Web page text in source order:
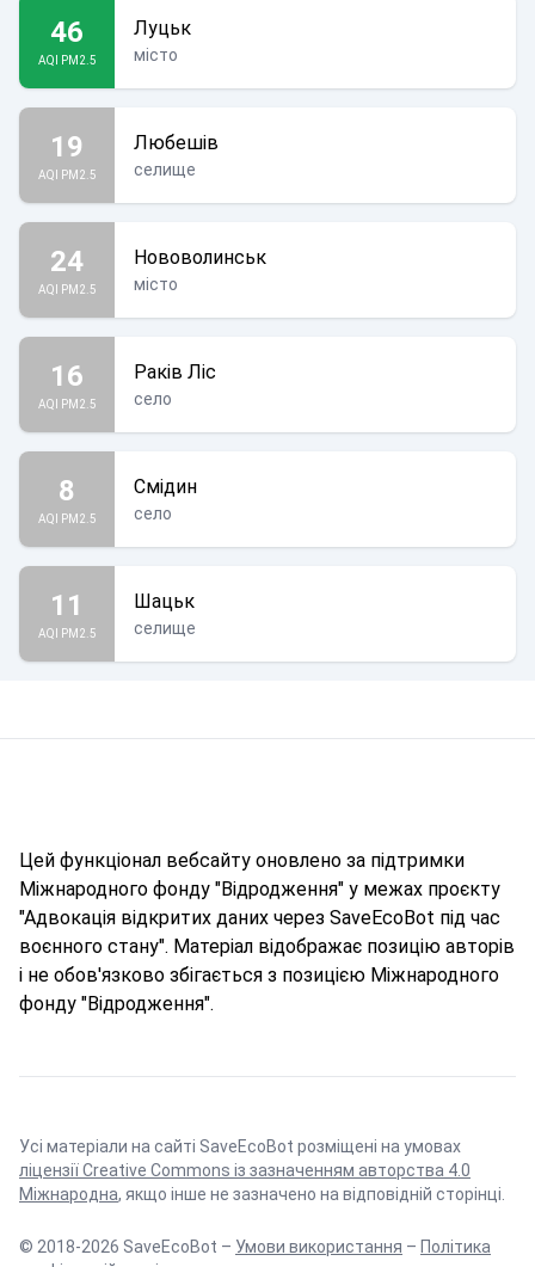
46
AQI PM2.5
Луцьк
місто
19
AQI PM2.5
Любешів
селище
24
AQI PM2.5
Нововолинськ
місто
16
AQI PM2.5
Раків Ліс
село
8
AQI PM2.5
Смідин
село
11
AQI PM2.5
Шацьк
селище
Цей функціонал вебсайту оновлено за підтримки
Міжнародного фонду "Відродження" у межах проєкту
"Адвокація відкритих даних через SaveEcoBot під час
воєнного стану". Матеріал відображає позицію авторів
і не обов'язково збігається з позицією Міжнародного
фонду "Відродження".
Усі матеріали на сайті SaveEcoBot розміщені на умовах
ліцензії Creative Commons із зазначенням авторства 4.0
Міжнародна, якщо інше не зазначено на відповідній сторінці.
© 2018-2026 SaveEcoBot – Умови використання – Політика